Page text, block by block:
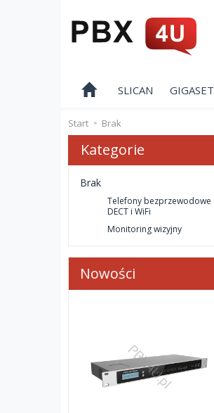
SLICAN GIGASET
Start Brak
Kategorie
Brak
Telefony bezprzewodowe
DECT i WiFi
Monitoring wizyjny
Nowości